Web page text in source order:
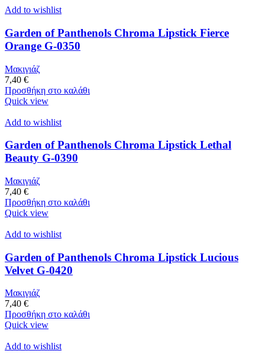
Add to wishlist
Garden of Panthenols Chroma Lipstick Fierce
Orange G-0350
Μακιγιάζ
7,40 €
Προσθήκη στο καλάθι
Quick view
Add to wishlist
Garden of Panthenols Chroma Lipstick Lethal
Beauty G-0390
Μακιγιάζ
7,40 €
Προσθήκη στο καλάθι
Quick view
Add to wishlist
Garden of Panthenols Chroma Lipstick Lucious
Velvet G-0420
Μακιγιάζ
7,40 €
Προσθήκη στο καλάθι
Quick view
Add to wishlist